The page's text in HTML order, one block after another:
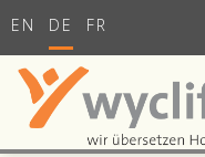
EN DE FR